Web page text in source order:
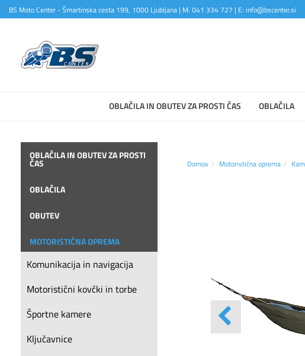
BS Moto Center - Šmartinska cesta 199, 1000 Ljubljana | M: 041 334 727 | E: info@bscenter.si
OBLAČILA IN OBUTEV ZA PROSTI ČAS OBLAČILA
OBLAČILA IN OBUTEV ZA PROSTI
ČAS
OBLAČILA
OBUTEV
MOTORISTIČNA OPREMA
Komunikacija in navigacija
Motoristični kovčki in torbe
Športne kamere
Ključavnice
Domov Motoristična oprema